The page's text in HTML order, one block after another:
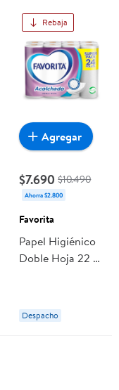
Rebaja
$7.690 $10.490
Ahorra $2.800
Favorita
Papel Higiénico
Doble Hoja 22 M
Despacho
Agregar